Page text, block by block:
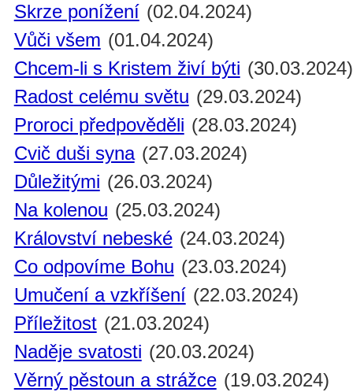
Skrze ponížení (02.04.2024)
Vůči všem (01.04.2024)
Chcem-li s Kristem živí býti (30.03.2024)
Radost celému světu (29.03.2024)
Proroci předpověděli (28.03.2024)
Cvič duši syna (27.03.2024)
Důležitými (26.03.2024)
Na kolenou (25.03.2024)
Království nebeské (24.03.2024)
Co odpovíme Bohu (23.03.2024)
Umučení a vzkříšení (22.03.2024)
Příležitost (21.03.2024)
Naděje svatosti (20.03.2024)
Věrný pěstoun a strážce (19.03.2024)